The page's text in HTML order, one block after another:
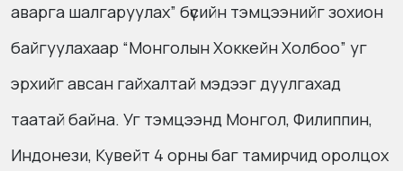
аварга шалгаруулах” бүсийн тэмцээнийг зохион
байгуулахаар “Монголын Хоккейн Холбоо” уг
эрхийг авсан гайхалтай мэдээг дуулгахад
таатай байна. Уг тэмцээнд Монгол, Филиппин,
Индонези, Кувейт 4 орны баг тамирчид оролцох